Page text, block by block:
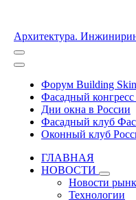
Архитектура.
Форум Building Skin
Фасадный конгресс
Дни окна в России
Фасадный клуб
Оконный клуб
ГЛАВНАЯ
НОВОСТИ
Новости
Технологии